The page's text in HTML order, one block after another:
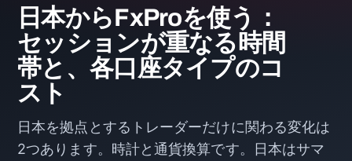
日本からFxProを使う：
セッションが重なる時間
帯と、各口座タイプのコ
スト
日本を拠点とするトレーダーだけに関わる変化は
2つあります。時計と通貨換算です。日本はサマ